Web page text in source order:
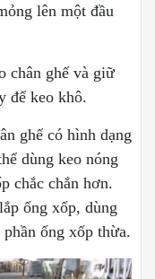
lên một đầu
chân ghế và giữ
để keo khô.
ghế có hình dạng
dùng keo nóng
chắc chắn hơn.
ống xốp, dùng
ống xốp thừa.